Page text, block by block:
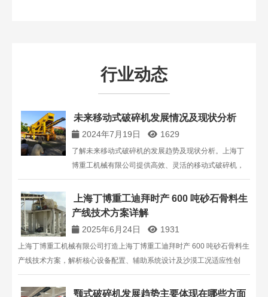
行业动态
未来移动式破碎机发展情况及现状分析
2024年7月19日 1629
了解未来移动式破碎机的发展趋势及现状分析。上海丁
博重工机械有限公司提供高效、灵活的移动式破碎机，
广泛应用于铁路、公路、建筑等行业，适应性强，节省
作业时间和成本，成为破碎行业的新亮点。
上海丁博重工迪拜时产 600 吨砂石骨料生
产线技术方案详解
2025年6月24日 1931
上海丁博重工机械有限公司打造上海丁博重工迪拜时产 600 吨砂石骨料生
产线技术方案，解析核心设备配置、辅助系统设计及沙漠工况适应性创
新，展示其在迪拜基建项目中的应用成果与服务支持。
颚式破碎机发展趋势主要体现在哪些方面